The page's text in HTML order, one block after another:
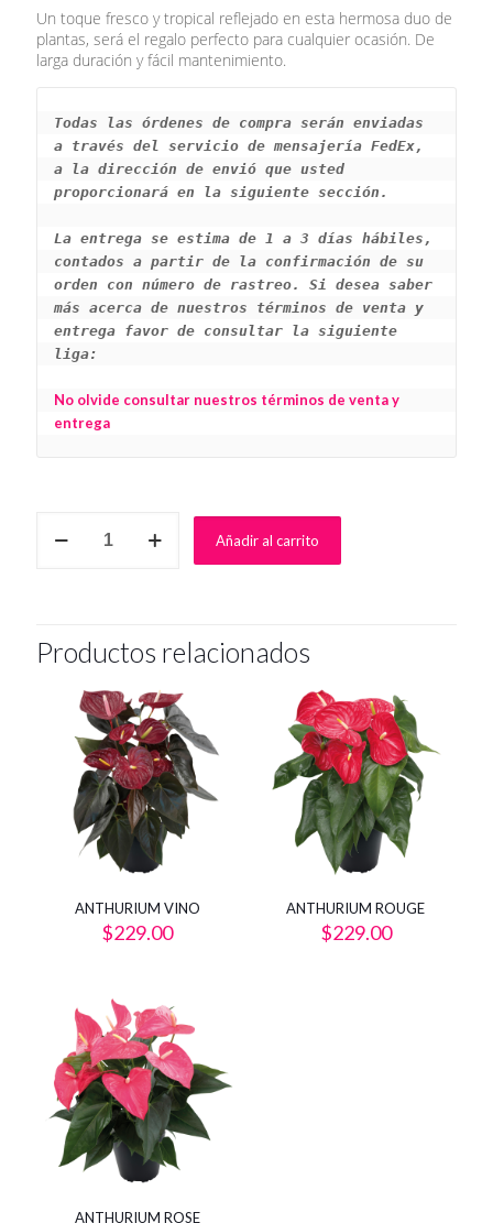
Un toque fresco y tropical reflejado en esta hermosa duo de
plantas, será el regalo perfecto para cualquier ocasión. De
larga duración y fácil mantenimiento.
Todas las órdenes de compra serán enviadas
a través del servicio de mensajería FedEx,
a la dirección de envió que usted
proporcionará en la siguiente sección.
La entrega se estima de 1 a 3 días hábiles,
contados a partir de la confirmación de su
orden con número de rastreo. Si desea saber
más acerca de nuestros términos de venta y
entrega favor de consultar la siguiente
liga:
No olvide consultar nuestros términos de venta y
entrega
cantidad
Añadir al carrito
Productos relacionados
ANTHURIUM VINO
$229.00
ANTHURIUM ROUGE
$229.00
ANTHURIUM ROSE